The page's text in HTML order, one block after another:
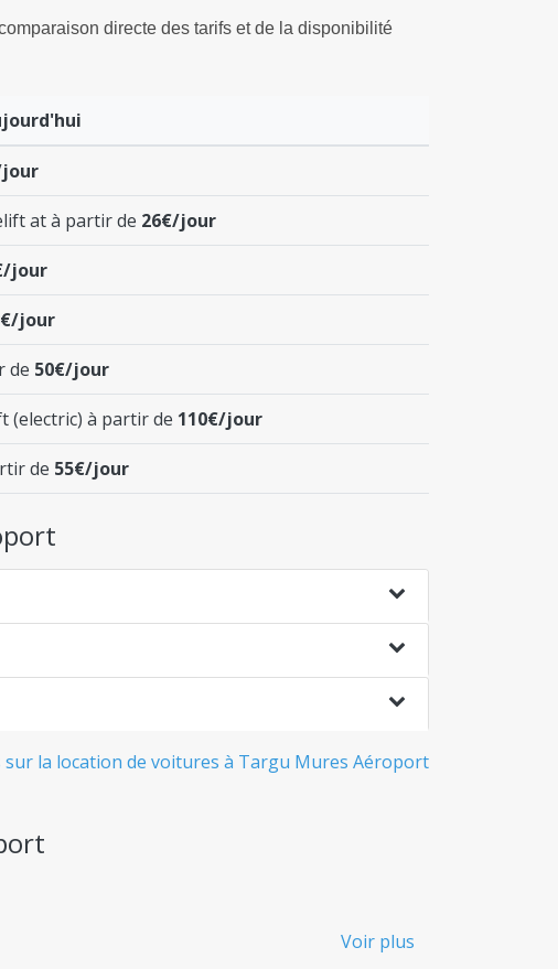
directe des tarifs et de la disponibilité
at à partir de 26€/jour
jour
jour
de 50€/jour
(electric) à partir de 110€/jour
de 55€/jour
sur la location de voitures à Targu Mures Aéroport
Voir plus